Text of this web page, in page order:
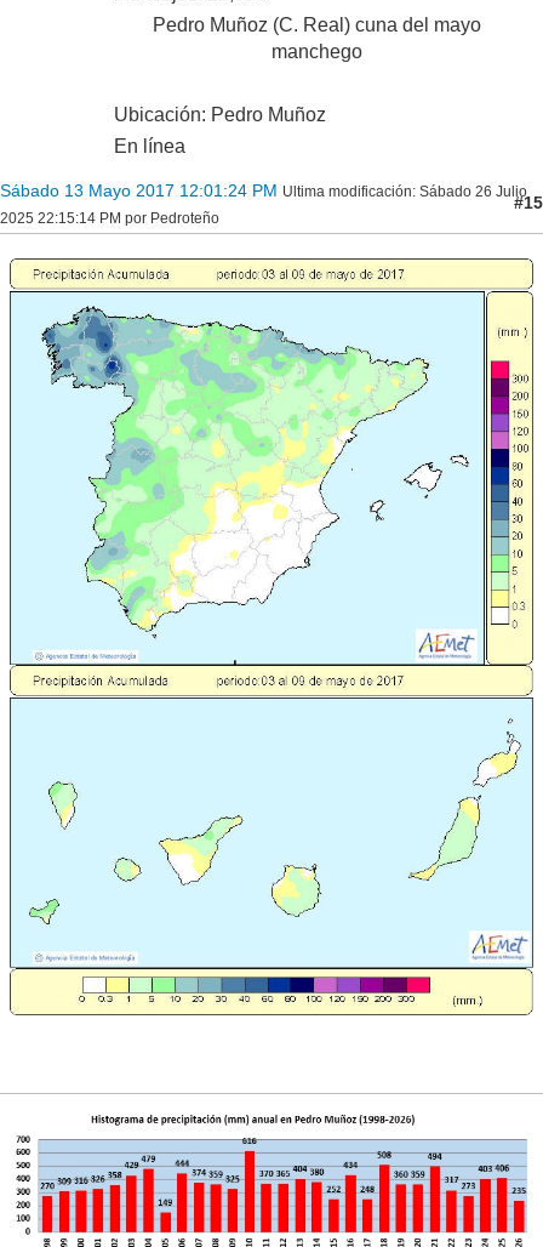
Pedro Muñoz (C. Real) cuna del mayo
manchego
Ubicación: Pedro Muñoz
En línea
Sábado 13 Mayo 2017 12:01:24 PM Ultima modificación: Sábado 26 Julio
2025 22:15:14 PM por Pedroteño
#15